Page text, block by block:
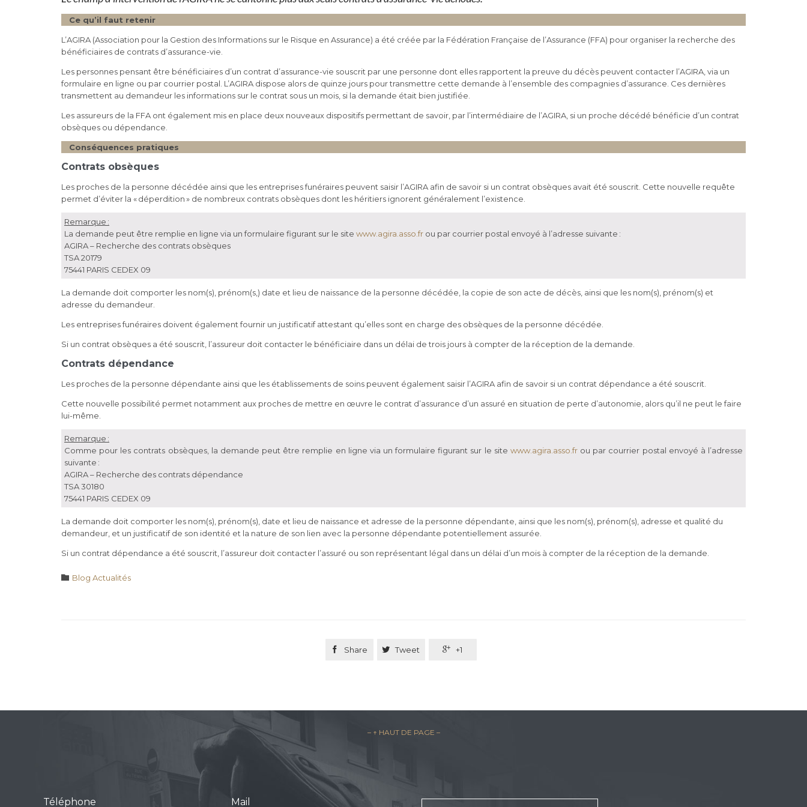
Ce qu’il faut retenir
L’AGIRA (Association pour la Gestion des Informations sur le Risque en Assurance) a été créée par la Fédération Française de l’Assurance (FFA) pour organiser la recherche des
bénéficiaires de contrats d’assurance-vie.
Les personnes pensant être bénéficiaires d’un contrat d’assurance-vie souscrit par une personne dont elles rapportent la preuve du décès peuvent contacter l’AGIRA, via un
formulaire en ligne ou par courrier postal. L’AGIRA dispose alors de quinze jours pour transmettre cette demande à l’ensemble des compagnies d’assurance. Ces dernières
transmettent au demandeur les informations sur le contrat sous un mois, si la demande était bien justifiée.
Les assureurs de la FFA ont également mis en place deux nouveaux dispositifs permettant de savoir, par l’intermédiaire de l’AGIRA, si un proche décédé bénéficie d’un contrat
obsèques ou dépendance.
Conséquences pratiques
Contrats obsèques
Les proches de la personne décédée ainsi que les entreprises funéraires peuvent saisir l’AGIRA afin de savoir si un contrat obsèques avait été souscrit. Cette nouvelle requête
permet d’éviter la « déperdition » de nombreux contrats obsèques dont les héritiers ignorent généralement l’existence.
Remarque :
La demande peut être remplie en ligne via un formulaire figurant sur le site www.agira.asso.fr ou par courrier postal envoyé à l’adresse suivante :
AGIRA – Recherche des contrats obsèques
TSA 20179
75441 PARIS CEDEX 09
La demande doit comporter les nom(s), prénom(s,) date et lieu de naissance de la personne décédée, la copie de son acte de décès, ainsi que les nom(s), prénom(s) et
adresse du demandeur.
Les entreprises funéraires doivent également fournir un justificatif attestant qu’elles sont en charge des obsèques de la personne décédée.
Si un contrat obsèques a été souscrit, l’assureur doit contacter le bénéficiaire dans un délai de trois jours à compter de la réception de la demande.
Contrats dépendance
Les proches de la personne dépendante ainsi que les établissements de soins peuvent également saisir l’AGIRA afin de savoir si un contrat dépendance a été souscrit.
Cette nouvelle possibilité permet notamment aux proches de mettre en œuvre le contrat d’assurance d’un assuré en situation de perte d’autonomie, alors qu’il ne peut le faire
lui-même.
Remarque :
Comme pour les contrats obsèques, la demande peut être remplie en ligne via un formulaire figurant sur le site www.agira.asso.frou par courrier postal envoyé à l’adresse
suivante :
AGIRA – Recherche des contrats dépendance
TSA 30180
75441 PARIS CEDEX 09
La demande doit comporter les nom(s), prénom(s), date et lieu de naissance et adresse de la personne dépendante, ainsi que les nom(s), prénom(s), adresse et qualité du
demandeur, et un justificatif de son identité et la nature de son lien avec la personne dépendante potentiellement assurée.
Si un contrat dépendance a été souscrit, l’assureur doit contacter l’assuré ou son représentant légal dans un délai d’un mois à compter de la réception de la demande.
 Category
Blog Actualités
 Share  Tweet  +1
– ↑ HAUT DE PAGE –
Téléphone Mail